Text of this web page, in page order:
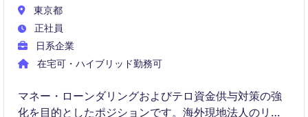
東京都
正社員
日系企業
在宅可・ハイブリッド勤務可
マネー・ローンダリングおよびテロ資金供与対策の強
化を目的としたポジションです。海外現地法人のリス